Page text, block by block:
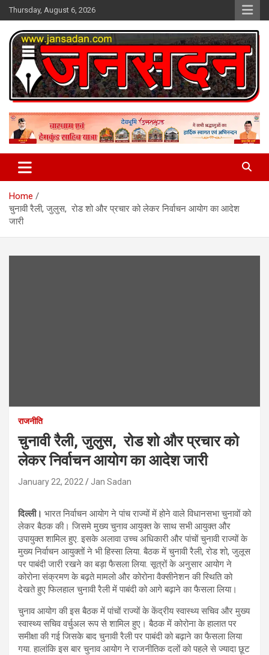
Skip
to
content
Thursday, August 6, 2026
Jan Sadan
Home
चुनावी रैली, जुलुस, रोड शो और प्रचार को लेकर निर्वाचन आयोग का आदेश
जारी
राजनीति
चुनावी रैली, जुलुस, रोड शो और प्रचार को
लेकर निर्वाचन आयोग का आदेश जारी
January 22, 2022 Jan Sadan
दिल्ली। भारत निर्वाचन आयोग ने पांच राज्यों में होने वाले विधानसभा चुनावों को
लेकर बैठक की। जिसमे मुख्य चुनाव आयुक्त के साथ सभी आयुक्त और
उपायुक्त शामिल हुए. इसके अलावा उच्च अधिकारी और पांचों चुनावी राज्यों के
मुख्य निर्वाचन आयुक्तों ने भी हिस्सा लिया. बैठक में चुनावी रैली, रोड शो, जुलूस
पर पाबंदी जारी रखने का बड़ा फैसला लिया. सूत्रों के अनुसार आयोग ने
कोरोना संक्रमण के बढ़ते मामलो और कोरोना वैक्सीनेशन की स्थिति को
देखते हुए फिलहाल चुनावी रैली में पाबंदी को आगे बढ़ाने का फैसला लिया।
चुनाव आयोग की इस बैठक में पांचों राज्यों के केंद्रीय स्वास्थ्य सचिव और मुख्य
स्वास्थ्य सचिव वर्चुअल रूप से शामिल हुए। बैठक में कोरोना के हालात पर
समीक्षा की गई जिसके बाद चुनावी रैली पर पाबंदी को बढ़ाने का फैसला लिया
गया. हालांकि इस बार चुनाव आयोग ने राजनीतिक दलों को पहले से ज्यादा छूट